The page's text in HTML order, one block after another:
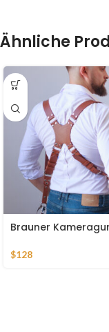
Ähnliche
Brauner
$128